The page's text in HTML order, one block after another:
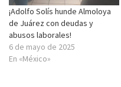
¡Adolfo Solís hunde Almoloya
de Juárez con deudas y
abusos laborales!
6 de mayo de 2025
En «México»